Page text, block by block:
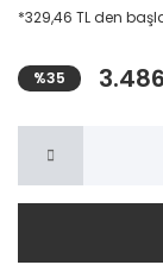
*329,46 TL den
%35